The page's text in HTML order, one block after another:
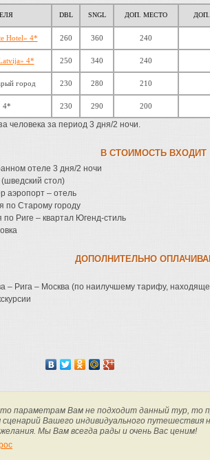
DBL SNGL ДОП. МЕСТО
Hotel» 4* 260 360 240
4* 250 340 240
город 230 280 210
4* 230 290 200
человека за период 3 дня/2 ночи.
В СТОИМОСТЬ ВХОДИТ
отеле 3 дня/2 ночи
стол)
аэропорт – отель
по Старому городу
по Риге – квартал Югенд-стиль
ДОПОЛНИТЕЛЬНО
– Рига – Москва (по наилучшему тарифу,
то параметрам Вам не подходит данный тур, то
Вашего индивидуального путешествия
Мы Вам всегда рады и очень Вас ценим!